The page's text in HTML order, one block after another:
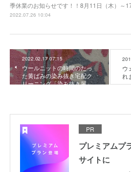
季休業のお知らせです！！8月11日（木）
2022.07.26 10:04
2022.02.17 07:15
ウールニットの時間のたっ
た黄ばみの染み抜き宅配ク
リーニング「染み抜き屋」
ウ
れ
PR
プレミアムプ
サイトに